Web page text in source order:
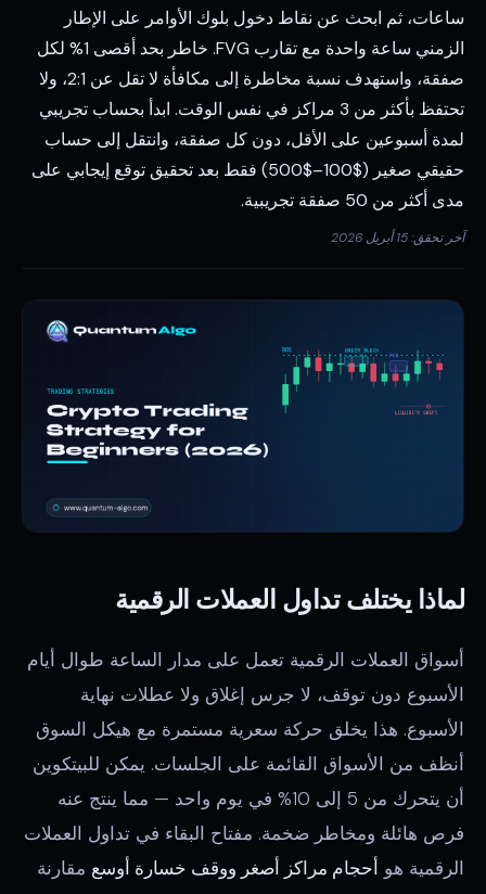
ساعات، ثم ابحث عن نقاط دخول بلوك الأوامر على الإطار
الزمني ساعة واحدة مع تقارب FVG. خاطر بحد أقصى 1% لكل
صفقة، واستهدف نسبة مخاطرة إلى مكافأة لا تقل عن 2:1، ولا
تحتفظ بأكثر من 3 مراكز في نفس الوقت. ابدأ بحساب تجريبي
لمدة أسبوعين على الأقل، دون كل صفقة، وانتقل إلى حساب
حقيقي صغير ($100–$500) فقط بعد تحقيق توقع إيجابي على
مدى أكثر من 50 صفقة تجريبية.
آخر تحقق: 15 أبريل 2026
لماذا يختلف تداول العملات الرقمية
أسواق العملات الرقمية تعمل على مدار الساعة طوال أيام
الأسبوع دون توقف، لا جرس إغلاق ولا عطلات نهاية
الأسبوع. هذا يخلق حركة سعرية مستمرة مع هيكل السوق
أنظف من الأسواق القائمة على الجلسات. يمكن للبيتكوين
أن يتحرك من 5 إلى 10% في يوم واحد — مما ينتج عنه
فرص هائلة ومخاطر ضخمة. مفتاح البقاء في تداول العملات
الرقمية هو أحجام مراكز أصغر ووقف خسارة أوسع مقارنة